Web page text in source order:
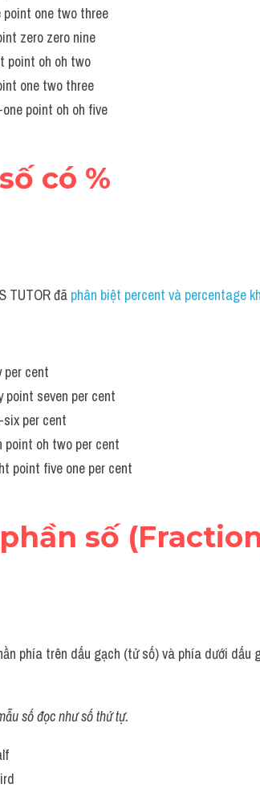
point one two three
zero zero nine
point oh oh two
one two three
point oh oh five
có %
TUTOR đã phân biệt percent và percentage
per cent
point seven per cent
per cent
point oh two per cent
point five one per cent
số
phía trên dấu gạch (tử số) và phía dưới dấu
số đọc như số thứ tự.